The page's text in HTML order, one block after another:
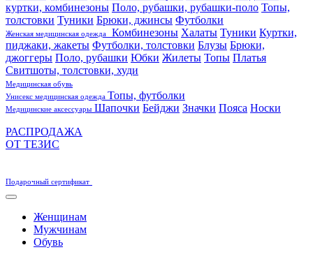
куртки, комбинезоны Поло, рубашки, рубашки-поло Топы,
толстовки Туники Брюки, джинсы Футболки
Женская медицинская одежда Комбинезоны Халаты Туники Куртки,
пиджаки, жакеты Футболки, толстовки Блузы Брюки,
джоггеры Поло, рубашки Юбки Жилеты Топы Платья
Свитшоты, толстовки, худи
Медицинская обувь
Унисекс медицинская одежда Топы, футболки
Медицинские аксессуары Шапочки Бейджи Значки Пояса Носки
РАСПРОДАЖА
ОТ ТЕЗИС
Подарочный сертификат
Женщинам
Мужчинам
Обувь